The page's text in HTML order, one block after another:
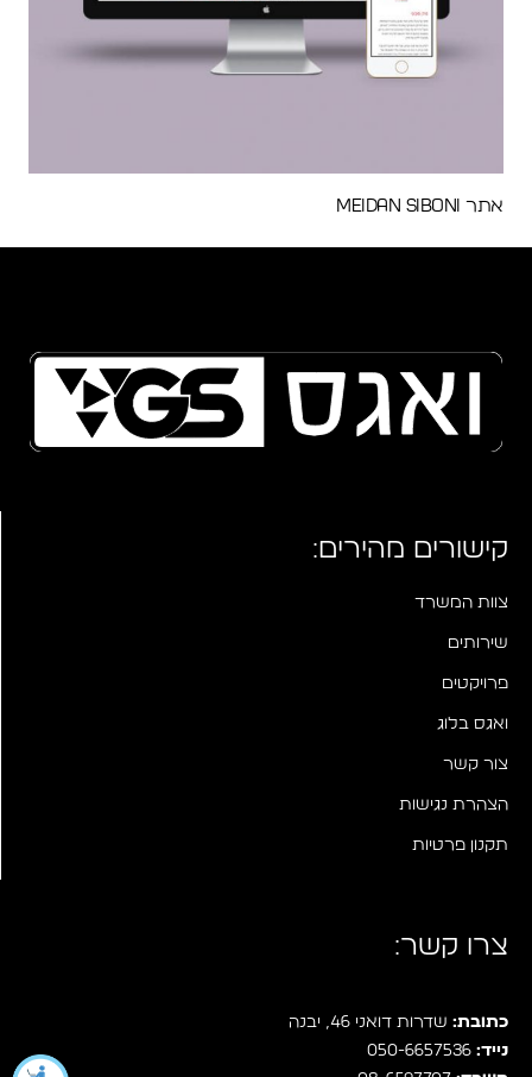
אתר Meidan Siboni
קישורים מהירים:
צוות המשרד
שירותים
פרויקטים
ואגס בלוג
צור קשר
הצהרת נגישות
תקנון פרטיות
צרו קשר:
כתובת: שדרות דואני 46, יבנה
נייד: 050-6657536